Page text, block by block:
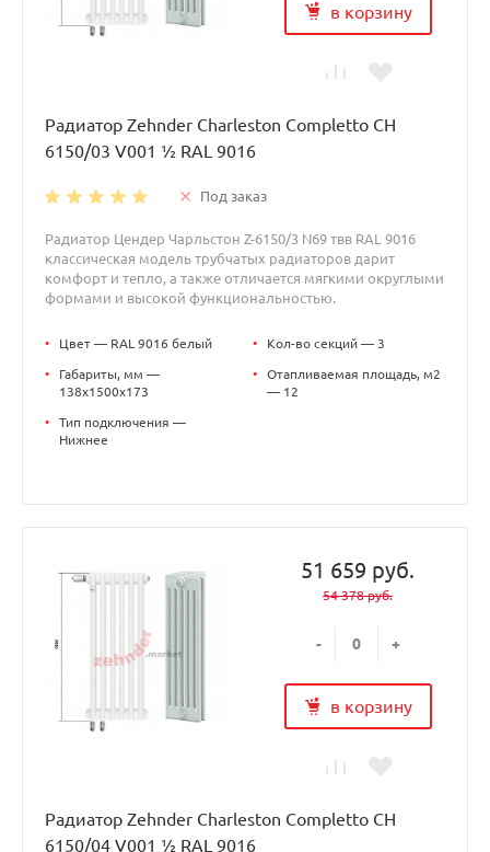
в корзину
Радиатор Zehnder Charleston Completto CH
6150/03 V001 ½ RAL 9016
Под заказ
Радиатор Цендер Чарльстон Z-6150/3 N69 твв RAL 9016
классическая модель трубчатых радиаторов дарит
комфорт и тепло, а также отличается мягкими округлыми
формами и высокой функциональностью.
• Цвет — RAL 9016 белый
•
Габариты, мм —
138x1500x173
•
Тип подключения —
Нижнее
• Кол-во секций — 3
•
Отапливаемая площадь, м2
— 12
51 659 руб.
54 378 руб.
- +
в корзину
Радиатор Zehnder Charleston Completto CH
6150/04 V001 ½ RAL 9016